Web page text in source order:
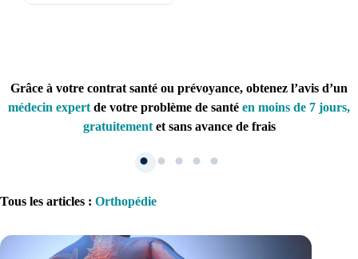
Grâce à votre contrat santé ou prévoyance, obtenez l’avis d’un
médecin expert de votre problème de santé en moins de 7 jours,
gratuitementet sans avance de frais
Tous les articles : Orthopédie